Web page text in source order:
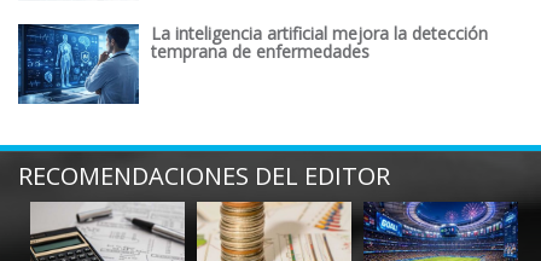
La inteligencia artificial mejora la detección
temprana de enfermedades
RECOMENDACIONES DEL EDITOR